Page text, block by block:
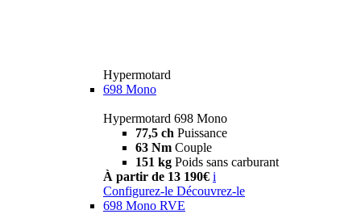
Hypermotard
698 Mono
Hypermotard 698 Mono
77,5 ch Puissance
63 Nm Couple
151 kg Poids sans carburant
À partir de 13 190€ i
Configurez-le Découvrez-le
698 Mono RVE